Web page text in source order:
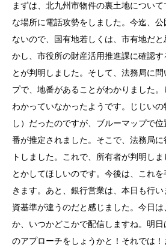
まずは、北九州市物件の裏土地につい
な場所に電話攻勢をしました。今迄、
ないので、国有地若しくは、市有地だ
かし、市役所の財産活用推進課に確認す
とが判明しました。そして、法務局に
プで、地番があることがわかりました
わかっていなかったようです。じじい
し）だったのですが、ブルーマップで
番が推定されました。そこで、法務局
トしました。これで、所有者が判明し
とかしてほしいのです。今後は、これ
きます。あと、銀行営業は、本日も行
資基準が違うのだと感じました。今日
か、いつかどこかで配信しますね。明
のアプローチをしょうかと！それでは！